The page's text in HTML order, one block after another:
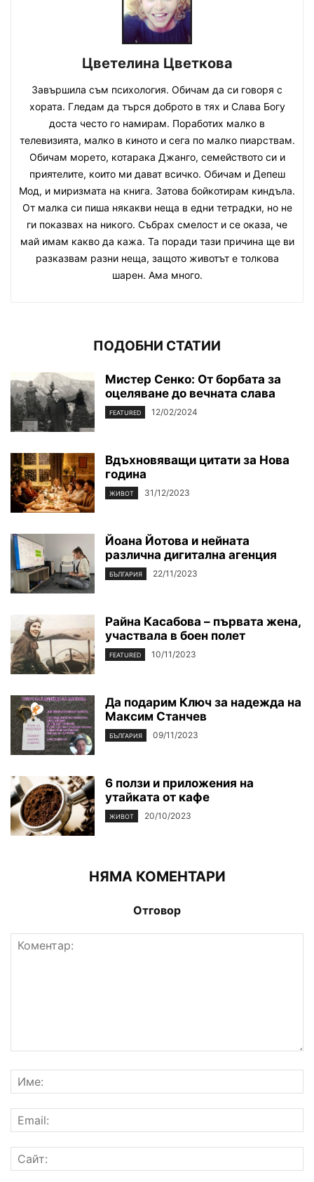
Цветелина Цветкова
Завършила съм психология. Обичам да си говоря с
хората. Гледам да търся доброто в тях и Слава Богу
доста често го намирам. Поработих малко в
телевизията, малко в киното и сега по малко пиарствам.
Обичам морето, котарака Джанго, семейството си и
приятелите, които ми дават всичко. Обичам и Депеш
Мод, и миризмата на книга. Затова бойкотирам киндъла.
От малка си пиша някакви неща в едни тетрадки, но не
ги показвах на никого. Събрах смелост и се оказа, че
май имам какво да кажа. Та поради тази причина ще ви
разказвам разни неща, защото животът е толкова
шарен. Ама много.
ПОДОБНИ СТАТИИ
Мистер Сенко: От борбата за
оцеляване до вечната слава
FEATURED 12/02/2024
Вдъхновяващи цитати за Нова
година
ЖИВОТ 31/12/2023
Йоана Йотова и нейната
различна дигитална агенция
БЪЛГАРИЯ 22/11/2023
Райна Касабова – първата жена,
участвала в боен полет
FEATURED 10/11/2023
Да подарим Ключ за надежда на
Максим Станчев
БЪЛГАРИЯ 09/11/2023
6 ползи и приложения на
утайката от кафе
ЖИВОТ 20/10/2023
НЯМА КОМЕНТАРИ
Отговор